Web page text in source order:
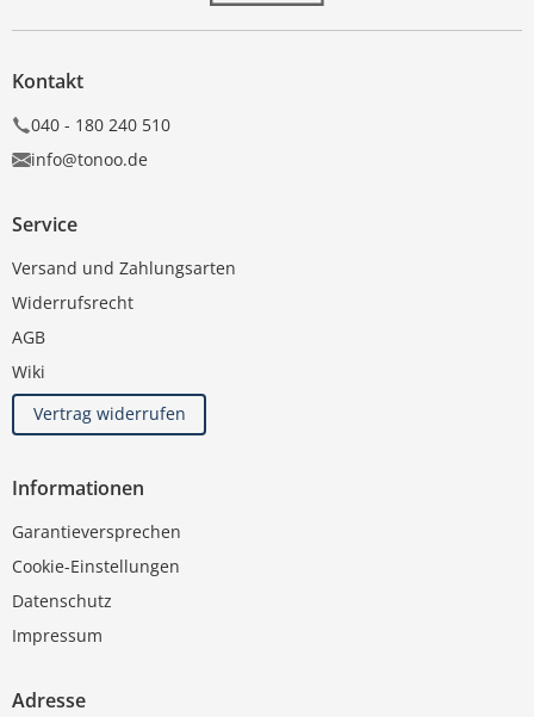
Kontakt
040 - 180 240 510
info@tonoo.de
Service
Versand und Zahlungsarten
Widerrufsrecht
AGB
Wiki
Vertrag widerrufen
Informationen
Garantieversprechen
Cookie-Einstellungen
Datenschutz
Impressum
Adresse